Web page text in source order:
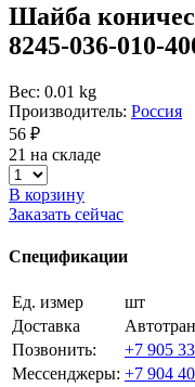
Шайба
8245-036-010-
Вес: 0.01 kg
Производитель: Россия
56 ₽
21 на складе
В корзину
Заказать сейчас
Спецификации
Ед. измер
шт
Доставка
Позвонить:
+7 905
Мессенджеры: +7 904